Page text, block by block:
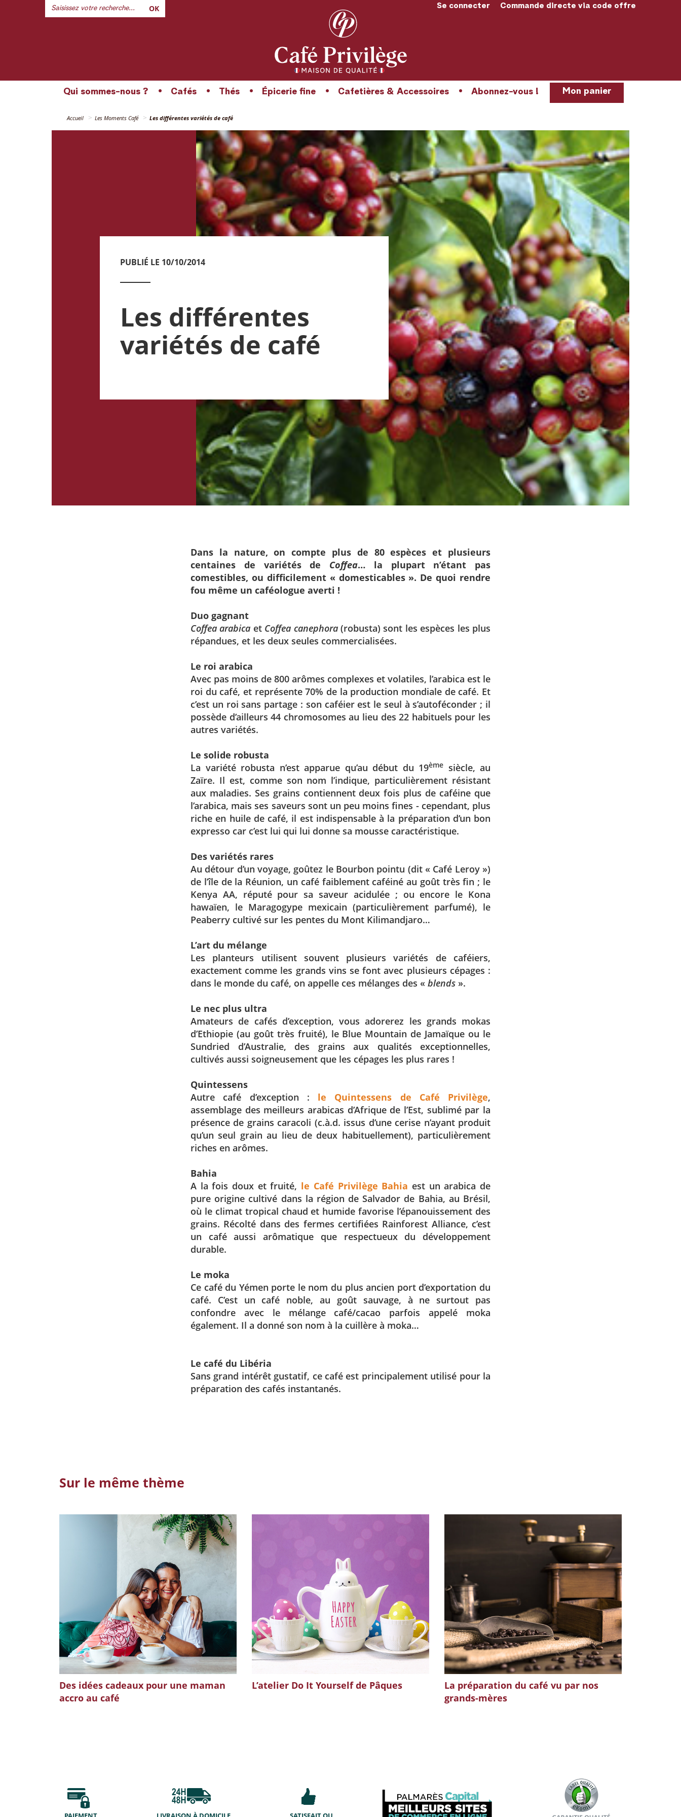
OK Se connecter Commande directe via code offre
Qui sommes-nous ? Cafés Thés Épicerie fine Cafetières & Accessoires Abonnez-vous ! Mon panier
Accueil Les Moments Café Les différentes variétés de café
PUBLIÉ LE 10/10/2014
Les différentes
variétés de café
Dans la nature, on compte plus de 80 espèces et plusieurs
centaines de variétés de Coffea… la plupart n’étant pas
comestibles, ou difficilement « domesticables ». De quoi rendre
fou même un caféologue averti !
Duo gagnant
Coffea arabica et Coffea canephora(robusta) sont les espèces les plus
répandues, et les deux seules commercialisées.
Le roi arabica
Avec pas moins de 800 arômes complexes et volatiles, l’arabica est le
roi du café, et représente 70% de la production mondiale de café. Et
c’est un roi sans partage : son caféier est le seul à s’autoféconder ; il
possède d’ailleurs 44 chromosomes au lieu des 22 habituels pour les
autres variétés.
Le solide robusta
La variété robusta n’est apparue qu’au début du 19ème siècle, au
Zaïre. Il est, comme son nom l’indique, particulièrement résistant
aux maladies. Ses grains contiennent deux fois plus de caféine que
l’arabica, mais ses saveurs sont un peu moins fines - cependant, plus
riche en huile de café, il est indispensable à la préparation d’un bon
expresso car c’est lui qui lui donne sa mousse caractéristique.
Des variétés rares
Au détour d’un voyage, goûtez le Bourbon pointu (dit « Café Leroy »)
de l’île de la Réunion, un café faiblement caféiné au goût très fin ; le
Kenya AA, réputé pour sa saveur acidulée ; ou encore le Kona
hawaïen, le Maragogype mexicain (particulièrement parfumé), le
Peaberry cultivé sur les pentes du Mont Kilimandjaro…
L’art du mélange
Les planteurs utilisent souvent plusieurs variétés de caféiers,
exactement comme les grands vins se font avec plusieurs cépages :
dans le monde du café, on appelle ces mélanges des « blends ».
Le nec plus ultra
Amateurs de cafés d’exception, vous adorerez les grands mokas
d’Ethiopie (au goût très fruité), le Blue Mountain de Jamaïque ou le
Sundried d’Australie, des grains aux qualités exceptionnelles,
cultivés aussi soigneusement que les cépages les plus rares !
Quintessens
Autre café d’exception : le Quintessens de Café Privilège,
assemblage des meilleurs arabicas d’Afrique de l’Est, sublimé par la
présence de grains caracoli (c.à.d. issus d’une cerise n’ayant produit
qu’un seul grain au lieu de deux habituellement), particulièrement
riches en arômes.
Bahia
A la fois doux et fruité, le Café Privilège Bahia est un arabica de
pure origine cultivé dans la région de Salvador de Bahia, au Brésil,
où le climat tropical chaud et humide favorise l’épanouissement des
grains. Récolté dans des fermes certifiées Rainforest Alliance, c’est
un café aussi arômatique que respectueux du développement
durable.
Le moka
Ce café du Yémen porte le nom du plus ancien port d’exportation du
café. C’est un café noble, au goût sauvage, à ne surtout pas
confondre avec le mélange café/cacao parfois appelé moka
également. Il a donné son nom à la cuillère à moka…
Le café du Libéria
Sans grand intérêt gustatif, ce café est principalement utilisé pour la
préparation des cafés instantanés.
Sur le même thème
Des idées cadeaux pour une maman
accro au café
L’atelier Do It Yourself de Pâques
La préparation du café vu par nos
grands-mères